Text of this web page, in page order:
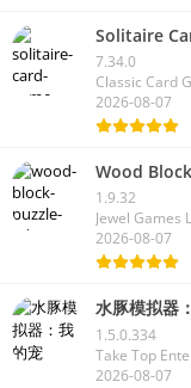
Solitaire
7.34.0
Classic Card
2026-08-07
Wood
1.9.32
Jewel Games
2026-08-07
水豚模拟器
1.5.0.334
Take Top
2026-08-07